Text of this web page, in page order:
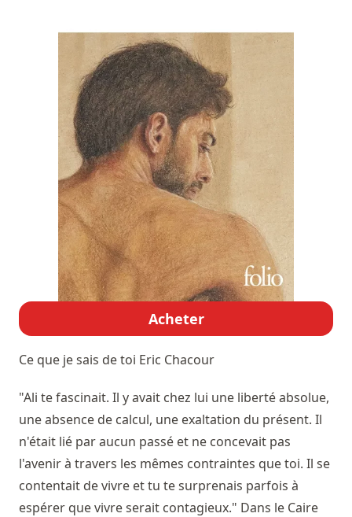
Acheter
Ce que je sais de toi Eric Chacour
"Ali te fascinait. Il y avait chez lui une liberté absolue,
une absence de calcul, une exaltation du présent. Il
n'était lié par aucun passé et ne concevait pas
l'avenir à travers les mêmes contraintes que toi. Il se
contentait de vivre et tu te surprenais parfois à
espérer que vivre serait contagieux." Dans le Caire
Prix littéraires